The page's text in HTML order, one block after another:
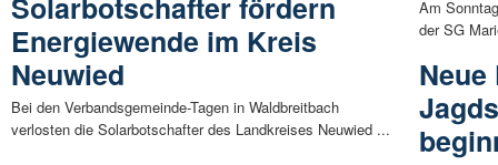
Energiewende im Kreis
Neuwied
Bei den Verbandsgemeinde-Tagen in Waldbreitbach
verlosten die Solarbotschafter des Landkreises Neuwied ...
Am
der SG